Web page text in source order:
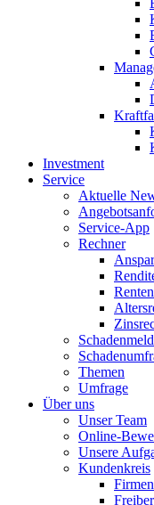
Investment
Service
Aktuelle
Service-App
Rechner
Themen
Umfrage
Über uns
Unser Team
Online-
Unsere
Kundenkreis
Firmen